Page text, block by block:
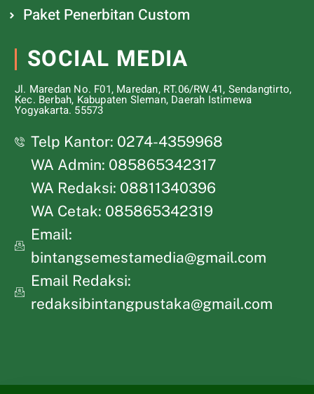
Paket Penerbitan Custom
SOCIAL MEDIA
Jl. Maredan No. F01, Maredan, RT.06/RW.41, Sendangtirto,
Kec. Berbah, Kabupaten Sleman, Daerah Istimewa
Yogyakarta. 55573
Telp Kantor: 0274-4359968
WA Admin: 085865342317
WA Redaksi: 08811340396
WA Cetak: 085865342319
Email:
bintangsemestamedia@gmail.com
Email Redaksi:
redaksibintangpustaka@gmail.com